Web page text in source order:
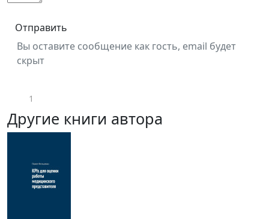
Отправить
Вы оставите сообщение как гость, email будет
скрыт
1
Другие книги автора